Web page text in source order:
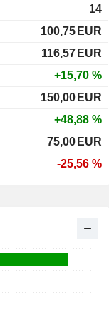
14
100,75 EUR
116,57 EUR
+15,70 %
150,00 EUR
+48,88 %
75,00 EUR
-25,56 %